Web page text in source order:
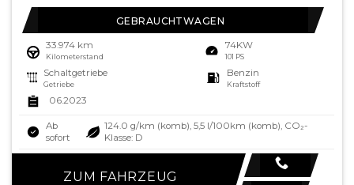
GEBRAUCHTWAGEN
33.974 km
Kilometerstand
74KW
101 PS
Schaltgetriebe
Getriebe
Benzin
Kraftstoff
06.2023
Ab
sofort
124.0 g/km (komb), 5,5 l/100km (komb), CO₂-
Klasse: D
ZUM FAHRZEUG